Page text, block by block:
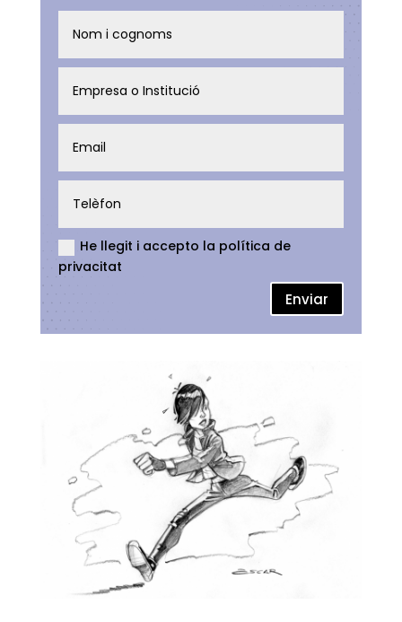
He llegit i accepto la política de
privacitat
Enviar